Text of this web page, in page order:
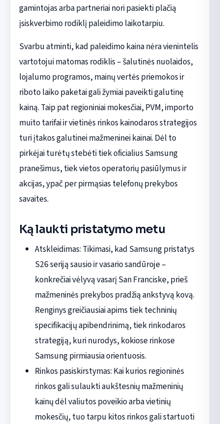
gamintojas arba partneriai nori pasiekti plačią
įsiskverbimo rodiklį paleidimo laikotarpiu.
Svarbu atminti, kad paleidimo kaina nėra vienintelis
vartotojui matomas rodiklis – šalutinės nuolaidos,
lojalumo programos, mainų vertės priemokos ir
riboto laiko paketai gali žymiai paveikti galutinę
kainą. Taip pat regioniniai mokesčiai, PVM, importo
muito tarifai ir vietinės rinkos kainodaros strategijos
turi įtakos galutinei mažmeninei kainai. Dėl to
pirkėjai turėtų stebėti tiek oficialius Samsung
pranešimus, tiek vietos operatorių pasiūlymus ir
akcijas, ypač per pirmąsias telefonų prekybos
savaites.
Ką laukti pristatymo metu
Atskleidimas: Tikimasi, kad Samsung pristatys
S26 seriją sausio ir vasario sandūroje –
konkrečiai vėlyvą vasarį San Franciske, prieš
mažmeninės prekybos pradžią ankstyvą kovą.
Renginys greičiausiai apims tiek techninių
specifikacijų apibendrinimą, tiek rinkodaros
strategiją, kuri nurodys, kokiose rinkose
Samsung pirmiausia orientuosis.
Rinkos pasiskirstymas: Kai kurios regioninės
rinkos gali sulaukti aukštesnių mažmeninių
kainų dėl valiutos poveikio arba vietinių
mokesčių, tuo tarpu kitos rinkos gali startuoti